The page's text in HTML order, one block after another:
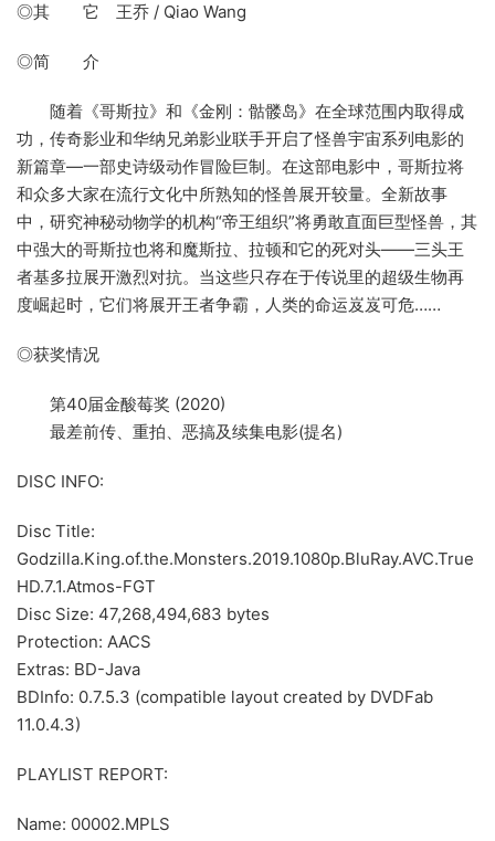
◎其 它 王乔 / Qiao Wang
◎简 介
随着《哥斯拉》和《金刚：骷髅岛》在全球范围内取得成
功，传奇影业和华纳兄弟影业联手开启了怪兽宇宙系列电影的
新篇章—一部史诗级动作冒险巨制。在这部电影中，哥斯拉将
和众多大家在流行文化中所熟知的怪兽展开较量。全新故事
中，研究神秘动物学的机构“帝王组织”将勇敢直面巨型怪兽，其
中强大的哥斯拉也将和魔斯拉、拉顿和它的死对头——三头王
者基多拉展开激烈对抗。当这些只存在于传说里的超级生物再
度崛起时，它们将展开王者争霸，人类的命运岌岌可危……
◎获奖情况
第40届金酸莓奖 (2020)
最差前传、重拍、恶搞及续集电影(提名)
DISC INFO:
Disc Title:
Godzilla.King.of.the.Monsters.2019.1080p.BluRay.AVC.True
HD.7.1.Atmos-FGT
Disc Size: 47,268,494,683 bytes
Protection: AACS
Extras: BD-Java
BDInfo: 0.7.5.3 (compatible layout created by DVDFab
11.0.4.3)
PLAYLIST REPORT:
Name: 00002.MPLS